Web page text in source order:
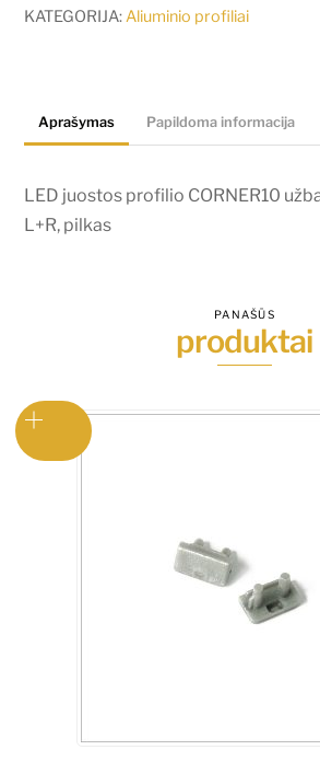
profilio
L+R,
KATEGORIJA:Aliuminio profiliai
Aprašymas Papildoma informacija
LED juostos profilio CORNER10
L+R, pilkas
PANAŠŪS
produktai